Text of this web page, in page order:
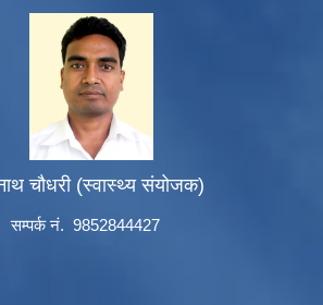
चौधरी (स्वास्थ्य संयोजक)
सम्पर्क नं. 9852844427